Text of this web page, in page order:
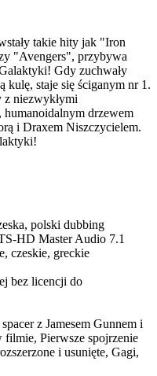
takie hity jak "Iron
"Avengers", przybywa
Gdy zuchwały
kulę, staje się ściganym nr 1.
z niezwykłymi
humanoidalnym drzewem
i Draxem Niszczycielem.
polski dubbing
HD Master Audio 7.1
czeskie, greckie
bez licencji do
z Jamesem Gunnem i
Pierwsze spojrzenie
i usunięte, Gagi,